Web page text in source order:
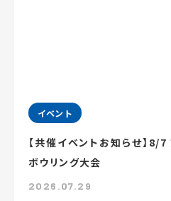
イベント
【共催イベントお知らせ】8/
ボウリング大会
2026.07.29